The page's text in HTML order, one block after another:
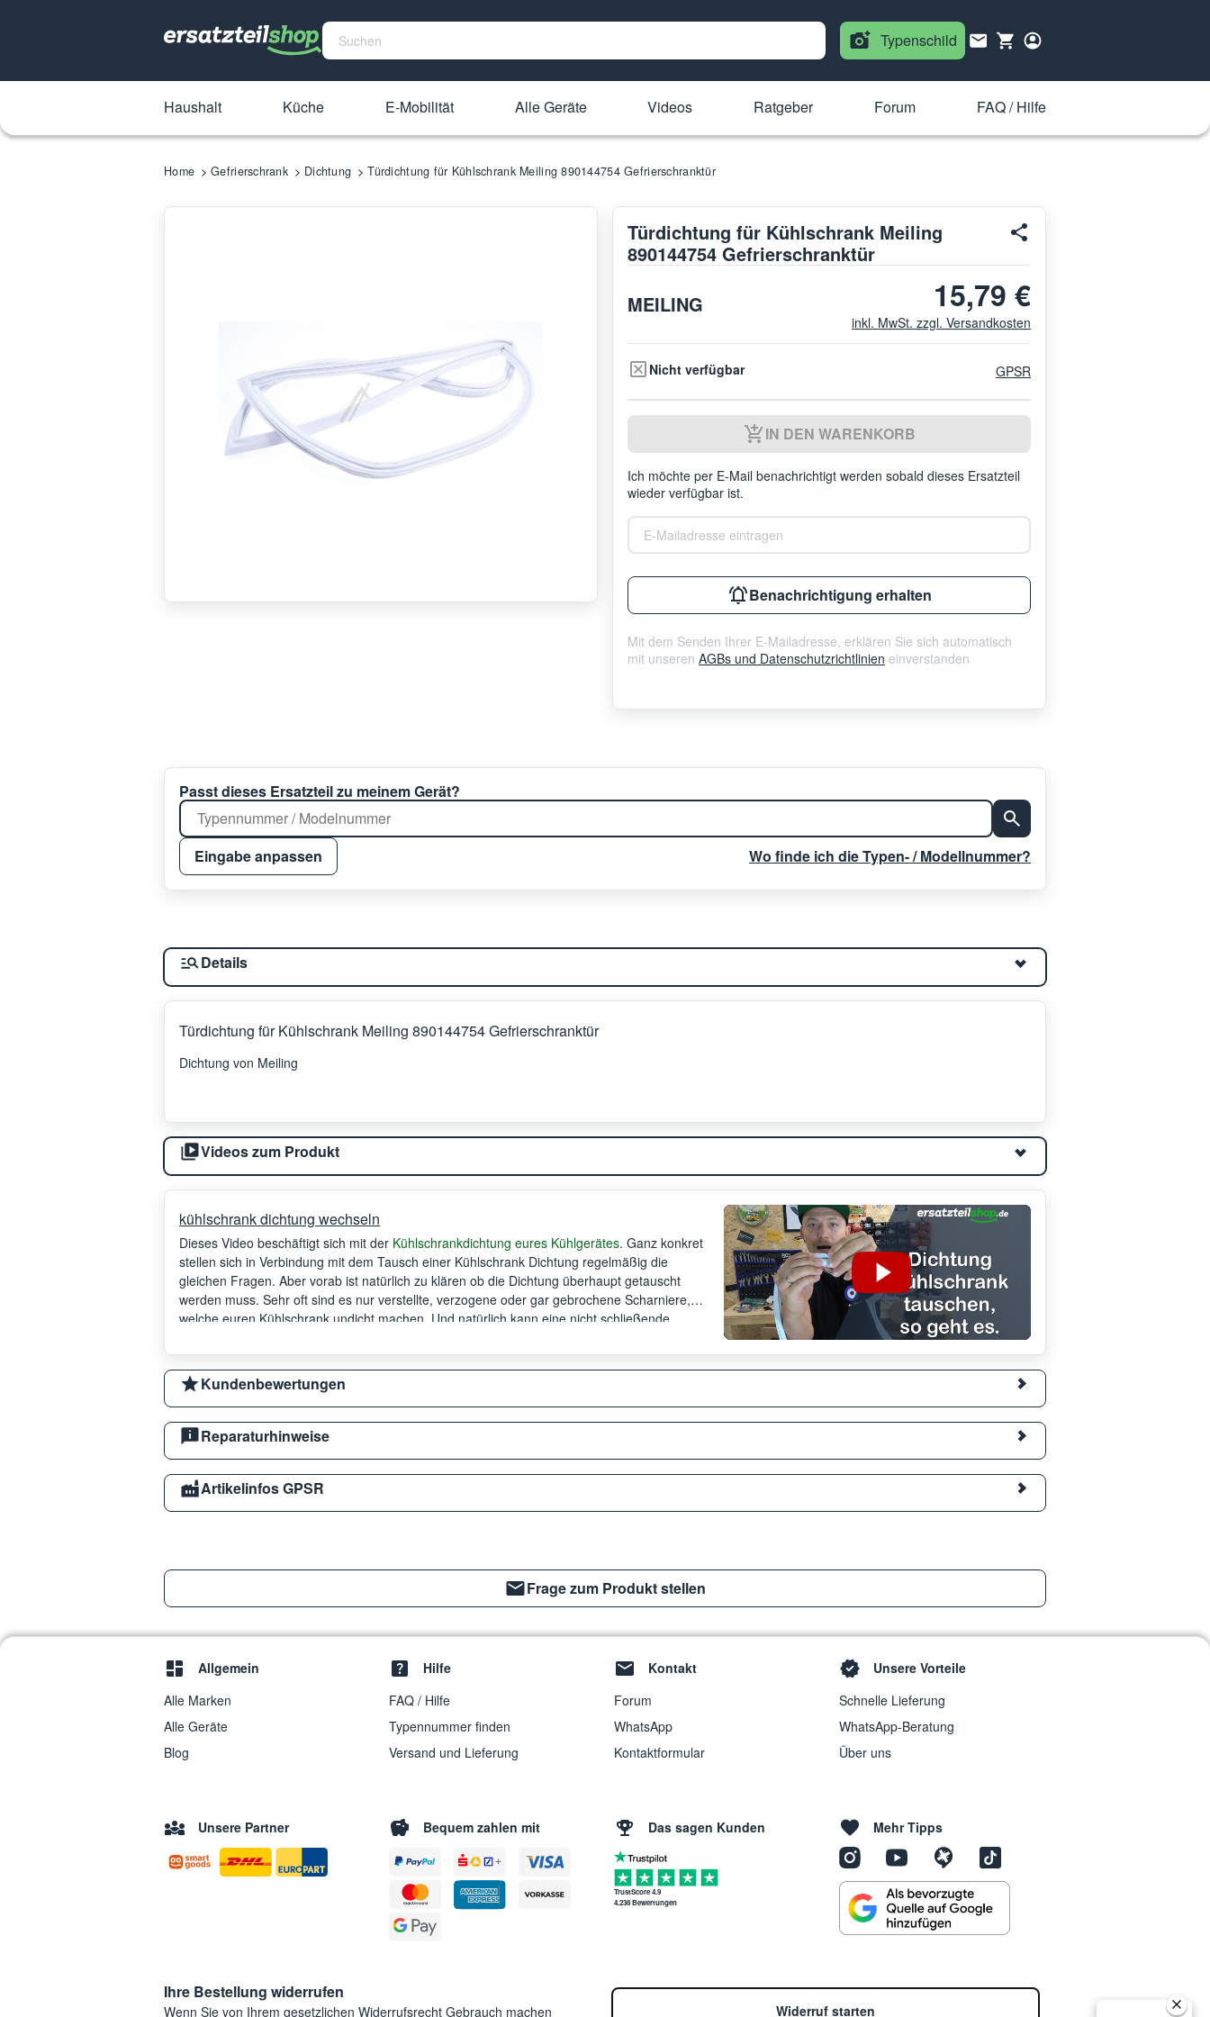
Typenschild
Haushalt Küche E-Mobilität Alle Geräte Videos Ratgeber Forum FAQ / Hilfe
Home Gefrierschrank Dichtung Türdichtung für Kühlschrank Meiling 890144754 Gefrierschranktür
Türdichtung für Kühlschrank Meiling
890144754 Gefrierschranktür
MEILING
15,79 €
inkl. MwSt. zzgl. Versandkosten
Nicht verfügbar GPSR
IN DEN WARENKORB
Ich möchte per E-Mail benachrichtigt werden sobald dieses Ersatzteil
wieder verfügbar ist.
E-Mailadresse eintragen
Benachrichtigung erhalten
Mit dem Senden Ihrer E-Mailadresse, erklären Sie sich automatisch
mit unseren AGBs und Datenschutzrichtlinien einverstanden
Passt dieses Ersatzteil zu meinem Gerät?
Eingabe anpassen Wo finde ich die Typen- / Modellnummer?
Details
Türdichtung für Kühlschrank Meiling 890144754 Gefrierschranktür
Dichtung von Meiling
Videos zum Produkt
kühlschrank dichtung wechseln
Dieses Video beschäftigt sich mit der Kühlschrankdichtung eures Kühlgerätes. Ganz konkret
stellen sich in Verbindung mit dem Tausch einer Kühlschrank Dichtung regelmäßig die
gleichen Fragen. Aber vorab ist natürlich zu klären ob die Dichtung überhaupt getauscht
werden muss. Sehr oft sind es nur verstellte, verzogene oder gar gebrochene Scharniere,
welche euren Kühlschrank undicht machen. Und natürlich kann eine nicht schließende
dem Tausch der Dichtung diese beiden Sachverhalte ausschließen.
Kundenbewertungen
Reparaturhinweise
Artikelinfos GPSR
Frage zum Produkt stellen
Allgemein
Alle Marken
Alle Geräte
Blog
Hilfe
FAQ / Hilfe
Typennummer finden
Versand und Lieferung
Kontakt
Forum
WhatsApp
Kontaktformular
Unsere Vorteile
Schnelle Lieferung
WhatsApp-Beratung
Über uns
Unsere Partner Bequem zahlen mit Das sagen Kunden
TrustScore 4.9
4.238 Bewertungen
Mehr Tipps
Ihre Bestellung widerrufen
Wenn Sie von Ihrem gesetzlichen Widerrufsrecht Gebrauch machen Widerruf starten